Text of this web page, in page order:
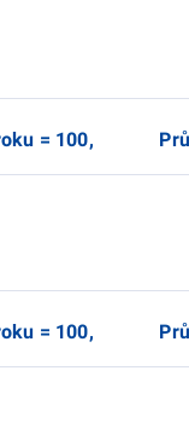
roku = 100,
roku = 100,